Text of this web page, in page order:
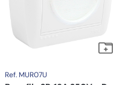
Ref. MUR07U